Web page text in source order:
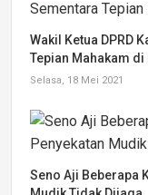
Wakil Ketua DPRD
Tepian Mahakam
Selasa, 18 Mei 2021
Seno Aji Beberapa